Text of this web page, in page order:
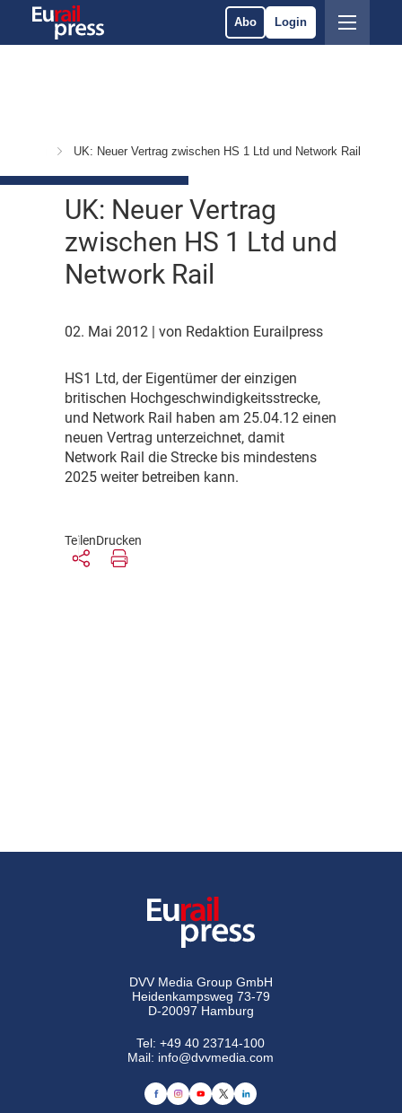
Abo Login
UK: Neuer Vertrag zwischen HS 1 Ltd und Network Rail
UK: Neuer Vertrag
zwischen HS 1 Ltd und
Network Rail
02. Mai 2012 | von Redaktion Eurailpress
HS1 Ltd, der Eigentümer der einzigen
britischen Hochgeschwindigkeitsstrecke,
und Network Rail haben am 25.04.12 einen
neuen Vertrag unterzeichnet, damit
Network Rail die Strecke bis mindestens
2025 weiter betreiben kann.
TeilenDrucken
DVV Media Group GmbH
Heidenkampsweg 73-79
D-20097 Hamburg
Tel:+49 40 23714-100
Mail: info@dvvmedia.com